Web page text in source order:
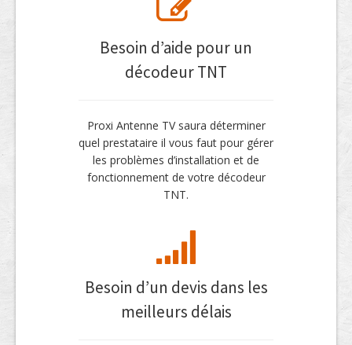
Besoin d’aide pour un
décodeur TNT
Proxi Antenne TV saura déterminer
quel prestataire il vous faut pour gérer
les problèmes d’installation et de
fonctionnement de votre décodeur
TNT.
Besoin d’un devis dans les
meilleurs délais